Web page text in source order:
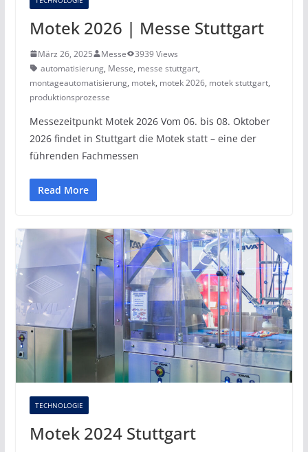
Motek 2026 | Messe Stuttgart
März 26, 2025 Messe
3939 Views
automatisierung, Messe, messe stuttgart,
montageautomatisierung, motek, motek 2026, motek stuttgart,
produktionsprozesse
Messezeitpunkt Motek 2026 Vom 06. bis 08. Oktober
2026 findet in Stuttgart die Motek statt – eine der
führenden Fachmessen
Read More
TECHNOLOGIE
Motek 2024 Stuttgart